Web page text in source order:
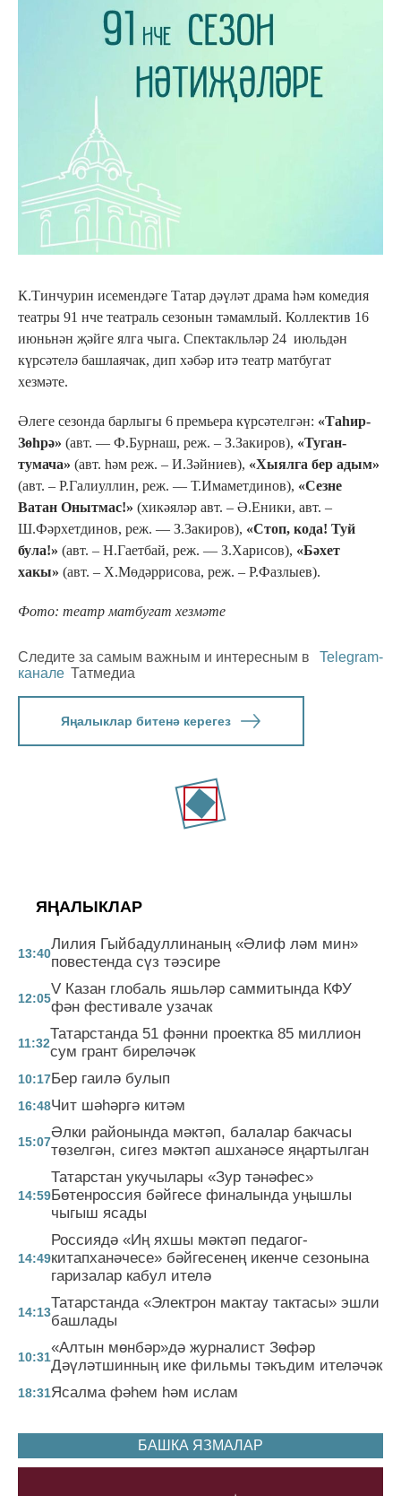
К.Тинчурин исемендәге Татар дәүләт драма һәм комедия
театры 91 нче театраль сезонын тәмамлый. Коллектив 16
июньнән җәйге ялга чыга. Спектакльләр 24 июльдән
күрсәтелә башлаячак, дип хәбәр итә театр матбугат
хезмәте.
Әлеге сезонда барлыгы 6 премьера күрсәтелгән: «Таһир-
Зөһрә» (авт. — Ф.Бурнаш, реж. – З.Закиров), «Туган-
тумача» (авт. һәм реж. – И.Зәйниев), «Хыялга бер адым»
(авт. – Р.Галиуллин, реж. — Т.Имаметдинов), «Сезне
Ватан Онытмас!» (хикәяләр авт. – Ә.Еники, авт. –
Ш.Фәрхетдинов, реж. — З.Закиров), «Стоп, кода! Туй
була!» (авт. – Н.Гаетбай, реж. — З.Харисов), «Бәхет
хакы» (авт. – Х.Мөдәррисова, реж. – Р.Фазлыев).
Фото: театр матбугат хезмәте
Следите за самым важным и интересным в
Telegram-
канале Татмедиа
Яңалыклар битенә керегез
ЯҢАЛЫКЛАР
13:40
Лилия Гыйбадуллинаның «Әлиф ләм мин»
повестенда сүз тәэсире
12:05
V Казан глобаль яшьләр саммитында КФУ
фән фестивале узачак
11:32
Татарстанда 51 фәнни проектка 85 миллион
сум грант биреләчәк
10:17Бер гаилә булып
16:48Чит шәһәргә китәм
15:07
Әлки районында мәктәп, балалар бакчасы
төзелгән, сигез мәктәп ашханәсе яңартылган
14:59
Татарстан укучылары «Зур тәнәфес»
Бөтенроссия бәйгесе финалында уңышлы
чыгыш ясады
14:49
Россиядә «Иң яхшы мәктәп педагог-
китапханәчесе» бәйгесенең икенче сезонына
гаризалар кабул ителә
14:13
Татарстанда «Электрон мактау тактасы» эшли
башлады
10:31
«Алтын мөнбәр»дә журналист Зөфәр
Дәүләтшинның ике фильмы тәкъдим ителәчәк
18:31Ясалма фәһем һәм ислам
БАШКА ЯЗМАЛАР